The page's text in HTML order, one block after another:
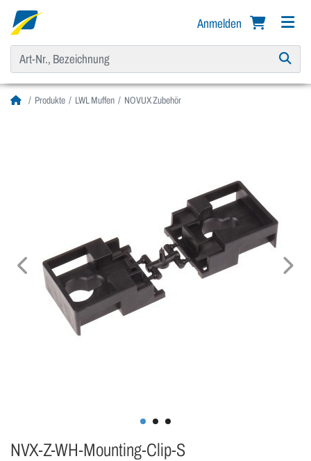
Anmelden
Produkte LWL Muffen NOVUX Zubehör
NVX-Z-WH-Mounting-Clip-S